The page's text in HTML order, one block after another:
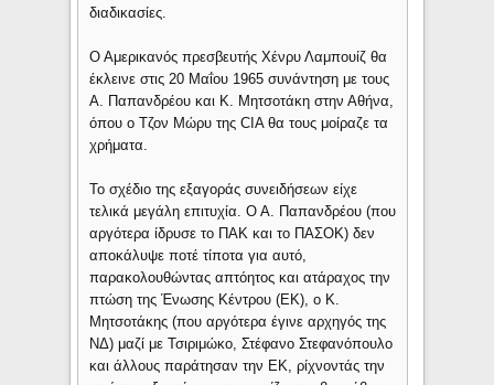
διαδικασίες.
Ο Αμερικανός πρεσβευτής Χένρυ Λαμπουίζ θα
έκλεινε στις 20 Μαΐου 1965 συνάντηση με τους
Α. Παπανδρέου και Κ. Μητσοτάκη στην Αθήνα,
όπου ο Τζον Μώρυ της CIA θα τους μοίραζε τα
χρήματα.
Το σχέδιο της εξαγοράς συνειδήσεων είχε
τελικά μεγάλη επιτυχία. Ο Α. Παπανδρέου (που
αργότερα ίδρυσε το ΠΑΚ και το ΠΑΣΟΚ) δεν
αποκάλυψε ποτέ τίποτα για αυτό,
παρακολουθώντας απτόητος και ατάραχος την
πτώση της Ένωσης Κέντρου (ΕΚ), ο Κ.
Μητσοτάκης (που αργότερα έγινε αρχηγός της
ΝΔ) μαζί με Τσιριμώκο, Στέφανο Στεφανόπουλο
και άλλους παράτησαν την ΕΚ, ρίχνοντάς την